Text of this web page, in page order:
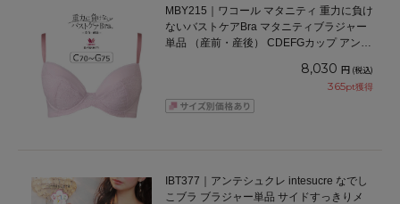
MBY215｜ワコール マタニティ 重力に負け
ないバストケアBra マタニティブラジャー
単品 （産前・産後） CDEFGカップ アンダ
8,030 円 (税込)
365pt獲得
IBT377｜アンテシュクレ intesucre なでし
こブラ ブラジャー単品 サイドすっきりメ